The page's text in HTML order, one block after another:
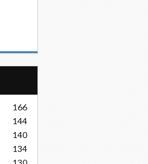
166
144
140
134